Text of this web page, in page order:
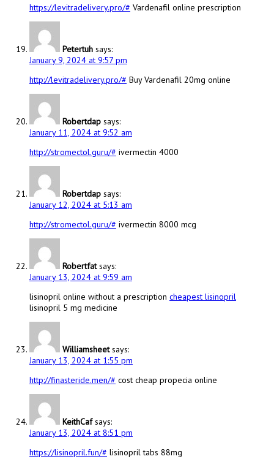
https://levitradelivery.pro/# Vardenafil online prescription
Petertuh says:
January 9, 2024 at 9:57 pm
http://levitradelivery.pro/# Buy Vardenafil 20mg online
Robertdap says:
January 11, 2024 at 9:52 am
http://stromectol.guru/# ivermectin 4000
Robertdap says:
January 12, 2024 at 5:13 am
http://stromectol.guru/# ivermectin 8000 mcg
Robertfat says:
January 13, 2024 at 9:59 am
lisinopril online without a prescription cheapest lisinopril
lisinopril 5 mg medicine
Williamsheet says:
January 13, 2024 at 1:55 pm
http://finasteride.men/# cost cheap propecia online
KeithCaf says:
January 13, 2024 at 8:51 pm
https://lisinopril.fun/# lisinopril tabs 88mg